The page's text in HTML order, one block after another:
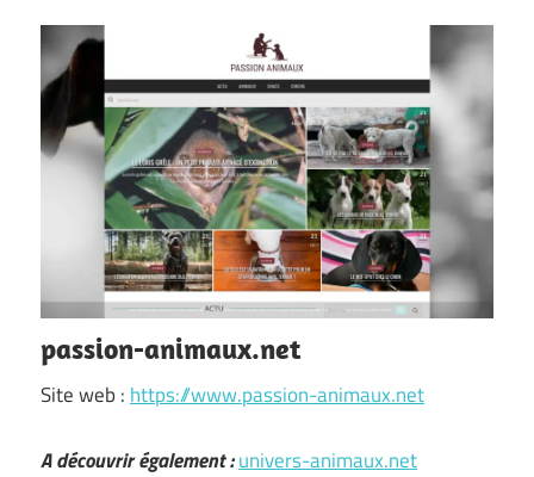
passion-animaux.net
Site web : https://www.passion-animaux.net
A découvrir également :univers-animaux.net